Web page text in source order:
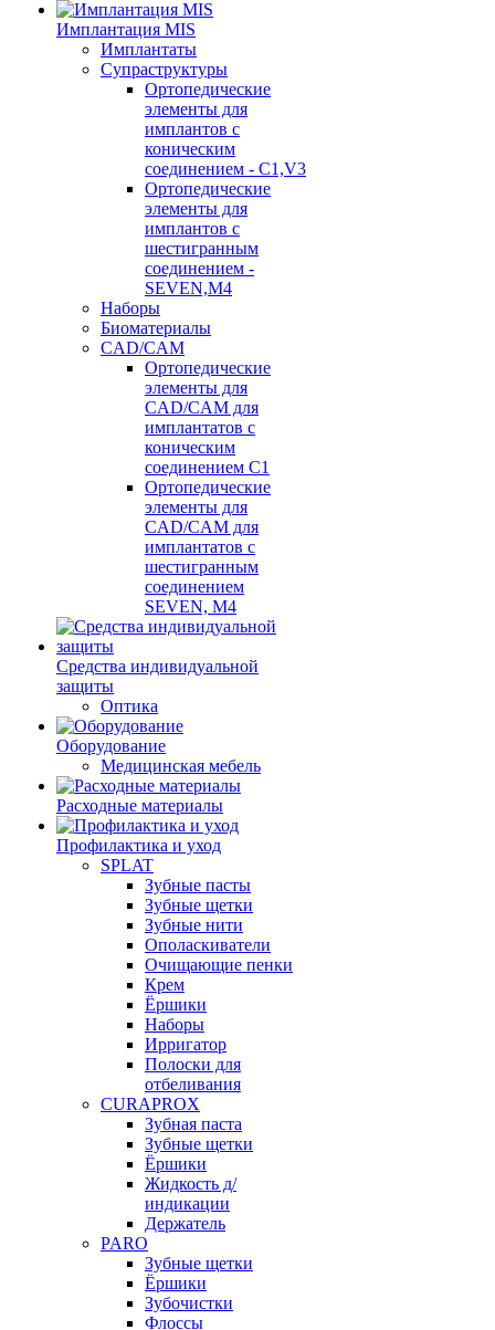
Имплантация MIS
Имплантаты
Супраструктуры
Ортопедические
элементы для
имплантов с
коническим
соединением - C1,V3
Ортопедические
элементы для
имплантов с
шестигранным
соединением -
SEVEN,M4
Наборы
Биоматериалы
CAD/CAM
Ортопедические
элементы для
CAD/CAM для
имплантатов с
коническим
соединением С1
Ортопедические
элементы для
CAD/CAM для
имплантатов с
шестигранным
соединением
SEVEN, М4
Средства индивидуальной
защиты
Оптика
Оборудование
Медицинская мебель
Расходные материалы
Профилактика и уход
SPLAT
Зубные пасты
Зубные щетки
Зубные нити
Ополаскиватели
Очищающие пенки
Крем
Ёршики
Наборы
Ирригатор
Полоски для
отбеливания
CURAPROX
Зубная паста
Зубные щетки
Ёршики
Жидкость д/
индикации
Держатель
PARO
Зубные щетки
Ёршики
Зубочистки
Флоссы